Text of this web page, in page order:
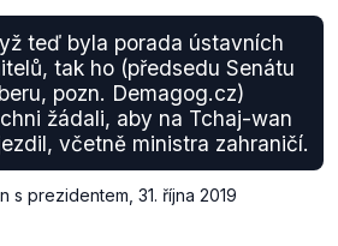
teď byla porada ústavních
tak ho (předsedu Senátu
pozn. Demagog.cz)
žádali, aby na Tchaj-wan
včetně ministra zahraničí.
s prezidentem 31. října 2019